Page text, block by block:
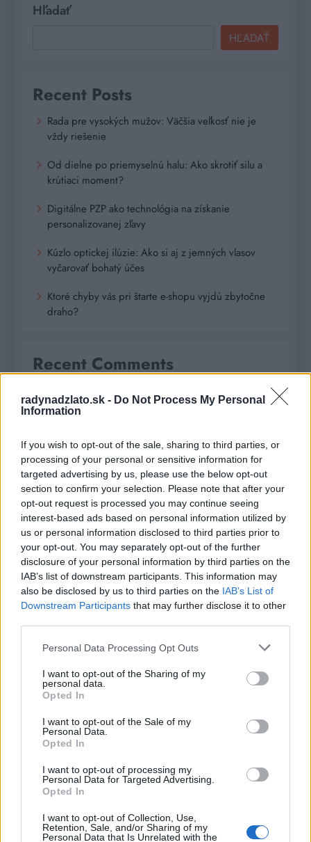
radynadzlato.sk - Do Not Process My Personal
Information
If you wish to opt-out of the sale, sharing to third parties, or
processing of your personal or sensitive information for
targeted advertising by us, please use the below opt-out
section to confirm your selection. Please note that after your
opt-out request is processed you may continue seeing
interest-based ads based on personal information utilized by
us or personal information disclosed to third parties prior to
your opt-out. You may separately opt-out of the further
disclosure of your personal information by third parties on the
IAB’s list of downstream participants. This information may
also be disclosed by us to third parties on the IAB’s List of
Downstream Participants that may further disclose it to other
Personal Data Processing Opt Outs
I want to opt-out of the Sharing of my
personal data.
Opted In
I want to opt-out of the Sale of my
Personal Data.
Opted In
I want to opt-out of processing my
Personal Data for Targeted Advertising.
Opted In
I want to opt-out of Collection, Use,
Retention, Sale, and/or Sharing of my
Personal Data that Is Unrelated with the
Hľadať
HĽADAŤ
Recent Posts
Rada pre vysokých mužov: Väčšia veľkosť nie je
vždy riešenie
Od dielne po priemyselnú halu: Ako skrotiť silu a
krútiaci moment?
Digitálne PZP ako technológia na získanie
personalizovanej zľavy
Kúzlo optickej ilúzie: Ako si aj z jemných vlasov
vyčarovať bohatý účes
Ktoré chyby vás pri štarte e-shopu vyjdú zbytočne
draho?
Recent Comments
Archives
júl 2026
február 2026
január 2026
november 2025
júl 2025
január 2025
september 2024
august 2024
júl 2024
jún 2024
marec 2024